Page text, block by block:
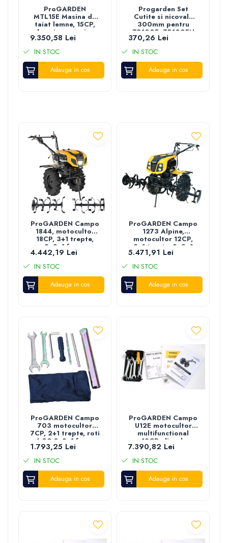
Piese de schimb polizor unghiular - flex
Piese de schimb scule electrice
Pietre polizat
ProGARDEN
MTL15E Masina de
taiat lemne, 15CP,
benzina, pornire
electrica
9.350,58 Lei
IN STOC
Adauga in cos
Progarden Set
Cutite si nicovala
300mm pentru
TB100E, TB100EN
370,26 Lei
IN STOC
Adauga in cos
ProGARDEN Campo
1844, motocultor
18CP, 3+1 trepte,
2+2+1 freze,
diferential, roti
6.00-12, benzina, EU
4.442,19 Lei
IN STOC
Adauga in cos
ProGARDEN Campo
1273 Alpine,
motocultor 12CP,
2+1 trepte, 2+2+1
freze, roti 6.00-12,
diesel, EU V, pornire
electrica, 2 prize
putere
5.471,91 Lei
IN STOC
Adauga in cos
ProGARDEN Campo
703 motocultor
7CP, 2+1 trepte, roti
4.00-8, 2+1 freze,
benzina, curele,
transmisie aluminiu
1.793,25 Lei
IN STOC
Adauga in cos
ProGARDEN Campo
U12E motocultor
multifunctional
12CP, diesel,
pornire electrica,
3+2 viteze, reductor
7.390,82 Lei
IN STOC
Adauga in cos